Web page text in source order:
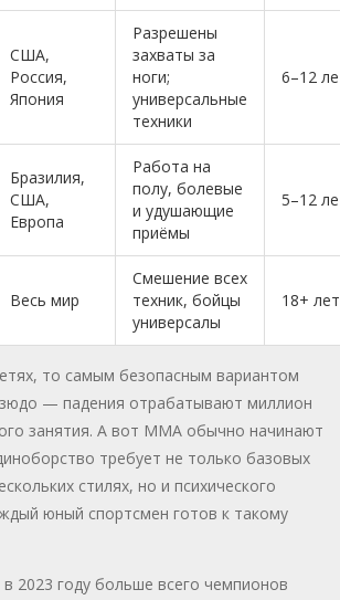
США,
Россия,
Япония
Разрешены
захваты за
ноги;
универсальные
техники
6–12
Бразилия,
США,
Европа
Работа на
полу, болевые
и удушающие
приёмы
5–12
Весь мир
Смешение всех
техник, бойцы
универсалы
18+ лет
то самым безопасным вариантом
— падения отрабатывают миллион
занятия. А вот ММА обычно начинают
требует не только базовых
стилях, но и психического
юный спортсмен готов к такому
2023 году больше всего чемпионов